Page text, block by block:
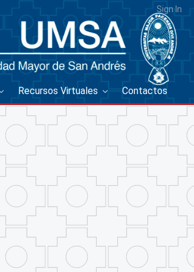
Sign In
Recursos Virtuales Contactos